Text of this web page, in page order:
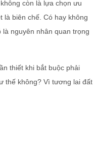
còn là lựa chọn ưu
là biên chế. Có hay không
nguyên nhân quan trọng
thiết khi bắt buộc phải
thế không? Vì tương lai đất